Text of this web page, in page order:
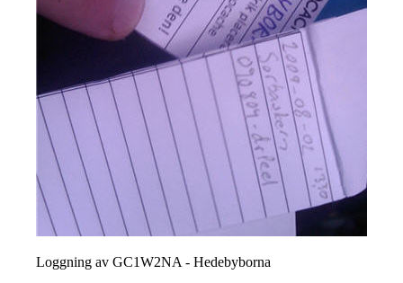
Loggning av GC1W2NA - Hedebyborna